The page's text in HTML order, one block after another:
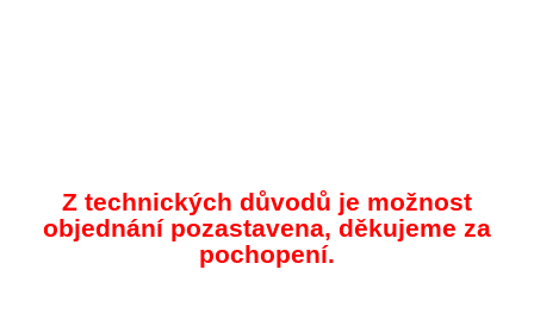
Z technických důvodů je možnost
objednání pozastavena, děkujeme za
pochopení.